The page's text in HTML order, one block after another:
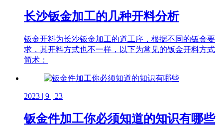
长沙钣金加工的几种开料分析
钣金开料为长沙钣金加工的道工序，根据不同的钣金要
求，其开料方式也不一样，以下为常见的钣金开料方式
简术：
2023 | 9 | 23
钣金件加工你必须知道的知识有哪些